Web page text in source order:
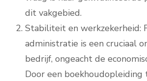
dit vakgebied.
Stabiliteit en werkzekerheid:
administratie is een cruciaal
bedrijf, ongeacht de
Door een boekhoudopleiding